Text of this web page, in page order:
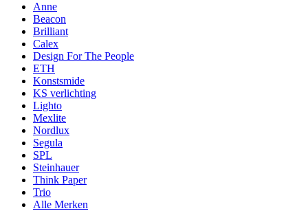
Anne
Beacon
Brilliant
Calex
Design For The People
ETH
Konstsmide
KS verlichting
Lighto
Mexlite
Nordlux
Segula
SPL
Steinhauer
Think Paper
Trio
Alle Merken